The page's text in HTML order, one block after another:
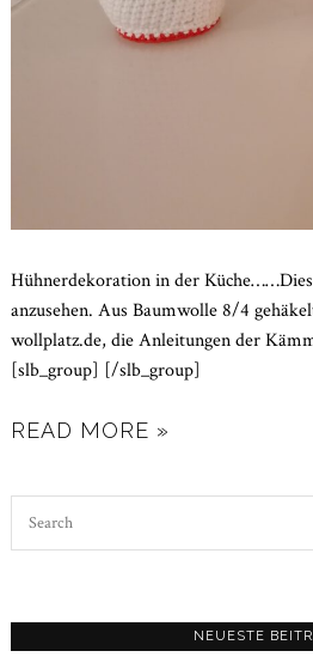
Hühnerdekoration in der
anzusehen. Aus Baumwolle 8/4
wollplatz.de, die Anleitungen der
[slb_group] [/slb_group]
READ MORE »
NEUESTE